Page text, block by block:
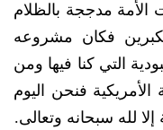
الأمة مدججة بالظلام
فكان مشروعه
التي كنا فيها ومن
الأمريكية فنحن اليوم
لله سبحانه وتعالى.